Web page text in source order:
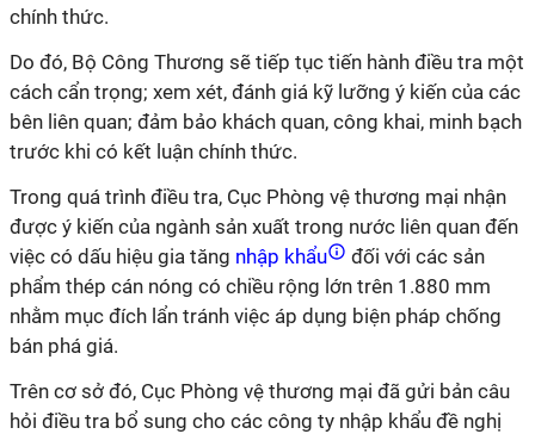
chính thức.
Do đó, Bộ Công Thương sẽ tiếp tục tiến hành điều tra một
cách cẩn trọng; xem xét, đánh giá kỹ lưỡng ý kiến của các
bên liên quan; đảm bảo khách quan, công khai, minh bạch
trước khi có kết luận chính thức.
Trong quá trình điều tra, Cục Phòng vệ thương mại nhận
được ý kiến của ngành sản xuất trong nước liên quan đến
việc có dấu hiệu gia tăng nhập khẩu
đối với các sản
phẩm thép cán nóng có chiều rộng lớn trên 1.880 mm
nhằm mục đích lẩn tránh việc áp dụng biện pháp chống
bán phá giá.
Trên cơ sở đó, Cục Phòng vệ thương mại đã gửi bản câu
hỏi điều tra bổ sung cho các công ty nhập khẩu đề nghị